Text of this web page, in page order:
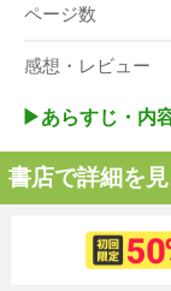
ページ数
感想・レビュー
▶︎あらすじ・内
書店で詳細を